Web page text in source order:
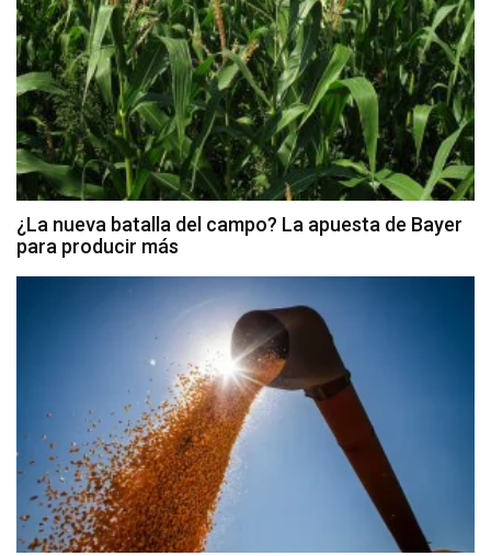
¿La nueva batalla del campo? La apuesta de Bayer
para producir más